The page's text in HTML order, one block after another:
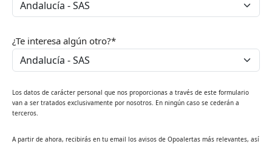
¿Te interesa algún otro?*
Los datos de carácter personal que nos proporcionas a través de este formulario
van a ser tratados exclusivamente por nosotros. En ningún caso se cederán a
terceros.
A partir de ahora, recibirás en tu email los avisos de Opoalertas más relevantes, así